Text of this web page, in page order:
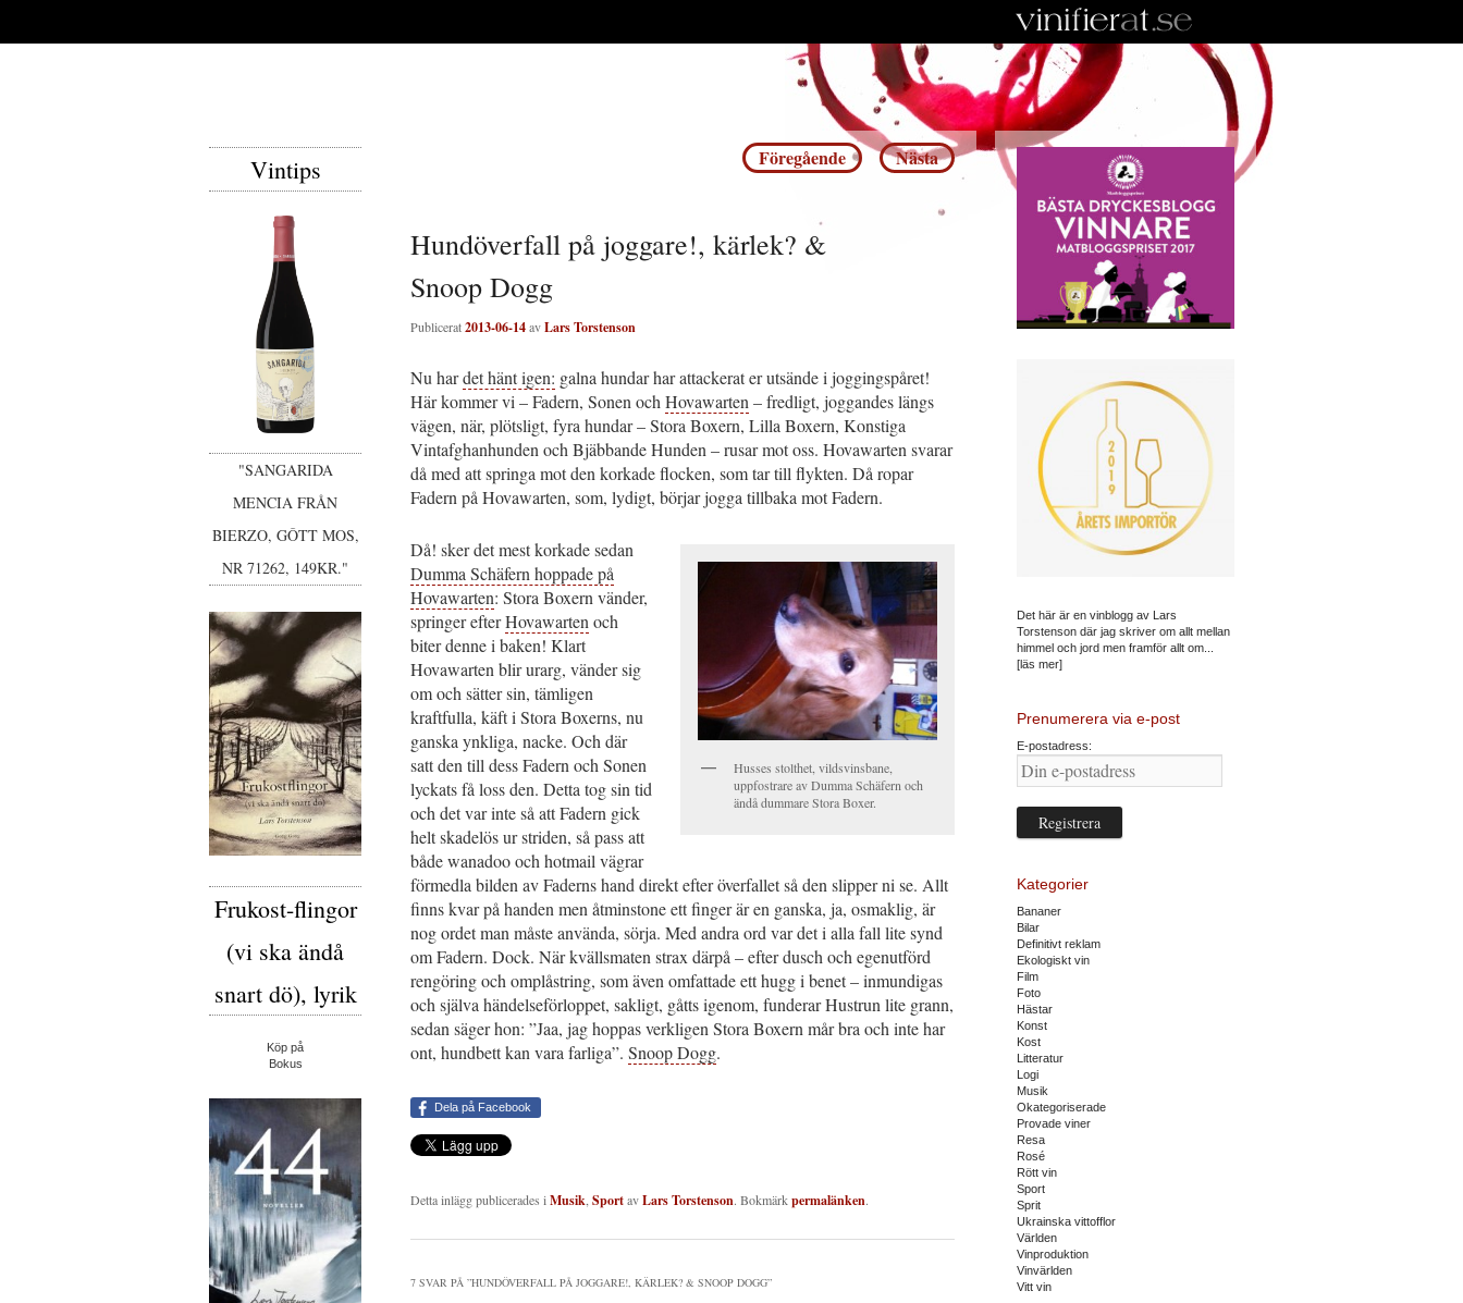
Inläggsnavigering
Föregående Nästa
Hundöverfall på joggare!, kärlek? &
Snoop Dogg
Publicerat2013-06-14avLars Torstenson
Nu hardet hänt igen: galna hundar har attackerat er utsände i joggingspåret!
Här kommer vi – Fadern, Sonen och Hovawarten – fredligt, joggandes längs
vägen, när, plötsligt, fyra hundar – Stora Boxern, Lilla Boxern, Konstiga
Vintafghanhunden och Bjäbbande Hunden – rusar mot oss. Hovawarten svarar
då med att springa mot den korkade flocken, som tar till flykten. Då ropar
Fadern på Hovawarten, som, lydigt, börjar jogga tillbaka mot Fadern.
Husses stolthet, vildsvinsbane,
uppfostrare av Dumma Schäfern och
ändå dummare Stora Boxer.
Då! sker det mest korkade sedan
Dumma Schäfern hoppade på
Hovawarten: Stora Boxern vänder,
springer efterHovawarten och
biter denne i baken! Klart
Hovawarten blir urarg, vänder sig
om och sätter sin, tämligen
kraftfulla, käft i Stora Boxerns, nu
ganska ynkliga, nacke. Och där
satt den till dess Fadern och Sonen
lyckats få loss den. Detta tog sin tid
och det var inte så att Fadern gick
helt skadelös ur striden, så pass att
både wanadoo och hotmail vägrar
förmedla bilden av Faderns hand direkt efter överfallet så den slipper ni se. Allt
finns kvar på handen men åtminstone ett finger är en ganska, ja, osmaklig, är
nog ordet man måste använda, sörja. Med andra ord var det i alla fall lite synd
om Fadern. Dock. När kvällsmaten strax därpå – efter dusch och egenutförd
rengöring och omplåstring, som även omfattade ett hugg i benet – inmundigas
och själva händelseförloppet, sakligt, gåtts igenom, funderar Hustrun lite grann,
sedan säger hon: ”Jaa, jag hoppas verkligen Stora Boxern mår bra och inte har
ont, hundbett kan vara farliga”. Snoop Dogg.
Dela på Facebook
Detta inlägg publicerades i Musik SportavLars Torstenson. Bokmärkpermalänken.
7 SVAR PÅ ”HUNDÖVERFALL PÅ JOGGARE!, KÄRLEK? & SNOOP DOGG”
Det här är en vinblogg av Lars
Torstenson där jag skriver om allt mellan
himmel och jord men framför allt om...
[läs mer]
Prenumerera via e-post
E-postadress:
Kategorier
Bananer
Bilar
Definitivt reklam
Ekologiskt vin
Film
Foto
Hästar
Konst
Kost
Litteratur
Logi
Musik
Okategoriserade
Provade viner
Resa
Rosé
Rött vin
Sport
Sprit
Ukrainska vittofflor
Världen
Vinproduktion
Vinvärlden
Vitt vin
Vintips
"SANGARIDA
MENCIA FRÅN
BIERZO, GÔTT MOS,
NR 71262, 149KR."
Frukost-flingor
(vi ska ändå
snart dö), lyrik
Köp på
Bokus